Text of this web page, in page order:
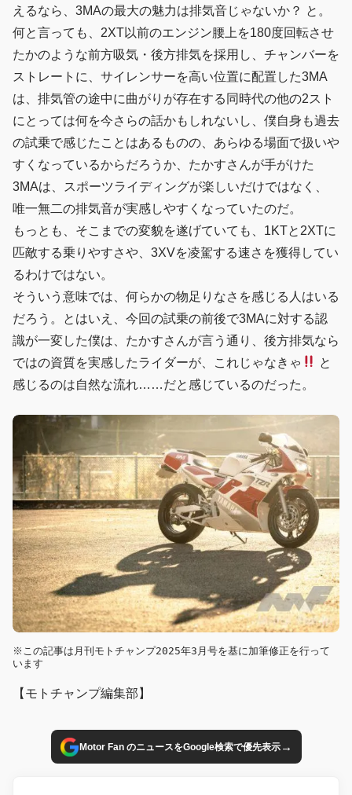
えるなら、3MAの最大の魅力は排気音じゃないか？ と。
何と言っても、2XT以前のエンジン腰上を180度回転させ
たかのような前方吸気・後方排気を採用し、チャンバーを
ストレートに、サイレンサーを高い位置に配置した3MA
は、排気管の途中に曲がりが存在する同時代の他の2スト
にとっては何を今さらの話かもしれないし、僕自身も過去
の試乗で感じたことはあるものの、あらゆる場面で扱いや
すくなっているからだろうか、たかすさんが手がけた
3MAは、スポーツライディングが楽しいだけではなく、
唯一無二の排気音が実感しやすくなっていたのだ。
もっとも、そこまでの変貌を遂げていても、1KTと2XTに
匹敵する乗りやすさや、3XVを凌駕する速さを獲得してい
るわけではない。
そういう意味では、何らかの物足りなさを感じる人はいる
だろう。とはいえ、今回の試乗の前後で3MAに対する認
識が一変した僕は、たかすさんが言う通り、後方排気なら
ではの資質を実感したライダーが、これじゃなきゃ
と
感じるのは自然な流れ……だと感じているのだった。
※この記事は月刊モトチャンプ2025年3月号を基に加筆修正を行って
います
【モトチャンプ編集部】
Motor Fan のニュースをGoogle検索で優先表示→